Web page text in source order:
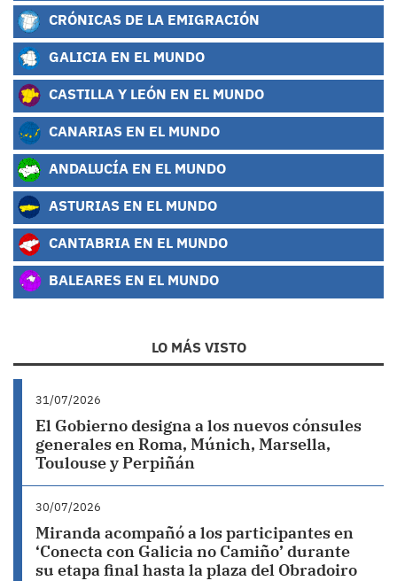
CRÓNICAS DE LA EMIGRACIÓN
GALICIA EN EL MUNDO
CASTILLA Y LEÓN EN EL MUNDO
CANARIAS EN EL MUNDO
ANDALUCÍA EN EL MUNDO
ASTURIAS EN EL MUNDO
CANTABRIA EN EL MUNDO
BALEARES EN EL MUNDO
LO MÁS VISTO
31/07/2026
El Gobierno designa a los nuevos cónsules
generales en Roma, Múnich, Marsella,
Toulouse y Perpiñán
30/07/2026
Miranda acompañó a los participantes en
‘Conecta con Galicia no Camiño’ durante
su etapa final hasta la plaza del Obradoiro